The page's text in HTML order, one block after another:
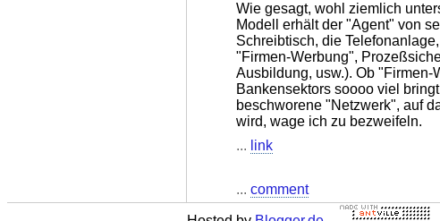
Wie gesagt, wohl ziemlich
Modell erhält der "Agent" von
Schreibtisch, die
"Firmen-Werbung",
Ausbildung, usw.). Ob
Bankensektors soooo viel
beschworene "Netzwerk", auf
wird, wage ich zu bezweifeln.
... link
... comment